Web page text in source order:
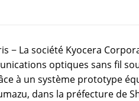
− La société Kyocera
optiques sans fil
à un système prototype
dans la préfecture de